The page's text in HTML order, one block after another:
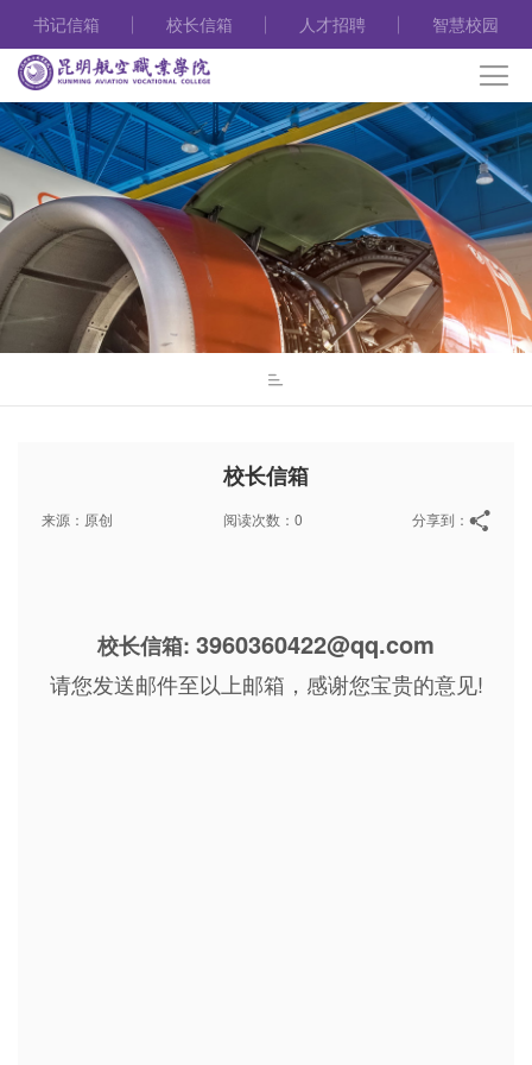
书记信箱 校长信箱 人才招聘 智慧校园
校长信箱
来源：原创 阅读次数：0 分享到：
校长信箱: 3960360422@qq.com
请您发送邮件至以上邮箱，感谢您宝贵的意见!